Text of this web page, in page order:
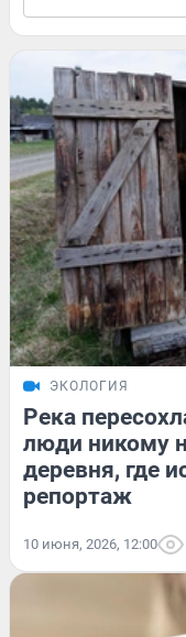
ЭКОЛОГИЯ
Река
люди никому
деревня, где
репортаж
10 июня, 2026, 12:00